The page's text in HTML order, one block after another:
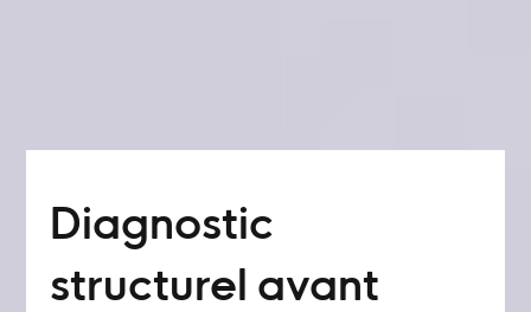
Diagnostic
structurel avant